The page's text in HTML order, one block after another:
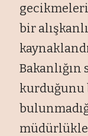
bir
Bakanlığın
kurduğunu